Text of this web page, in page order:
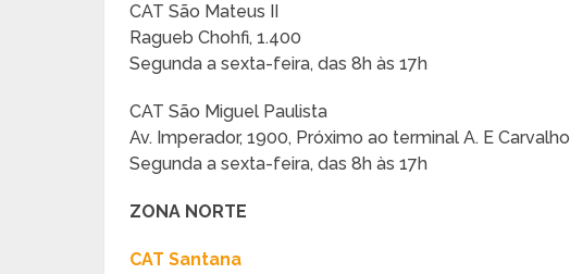
CAT São Mateus II
Ragueb Chohfi, 1.400
Segunda a sexta-feira, das 8h às 17h
CAT São Miguel Paulista
Av. Imperador, 1900, Próximo ao terminal A. E Carvalho
Segunda a sexta-feira, das 8h às 17h
ZONA NORTE
CAT Santana